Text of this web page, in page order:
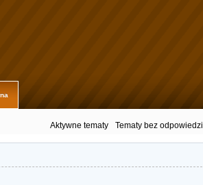
Aktywne tematy Tematy bez odpowiedzi